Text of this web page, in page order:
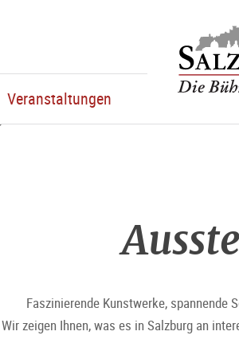
Salzburg
Veranstaltungen
Faszinierende Kunstwerke,
Wir zeigen Ihnen, was es in Salzburg an